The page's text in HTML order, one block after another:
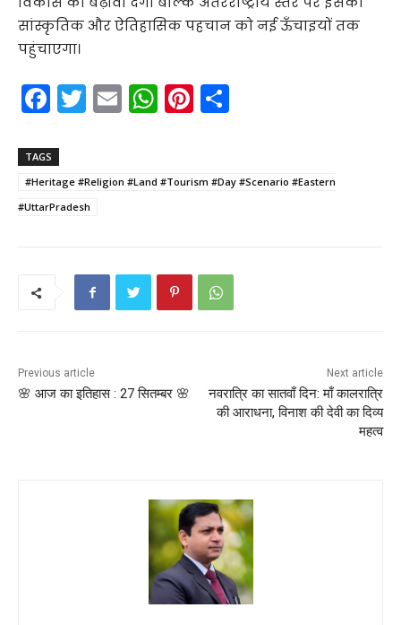
सांस्कृतिक और ऐतिहासिक पहचान को नई ऊँचाइयों तक
पहुंचाएगा।
F
c
e
b
T
er
E
l
W
ts
p
Pi
e e
TAGS
#Heritage #Religion #Land #Tourism #Day #Scenario #Eastern
#UttarPradesh
Previous article
🌸 आज का इतिहास : 27 सितम्बर 🌸
Next article
नवरात्रि का सातवाँ दिन: माँ कालरात्रि
की आराधना, विनाश की देवी का दिव्य
महत्व